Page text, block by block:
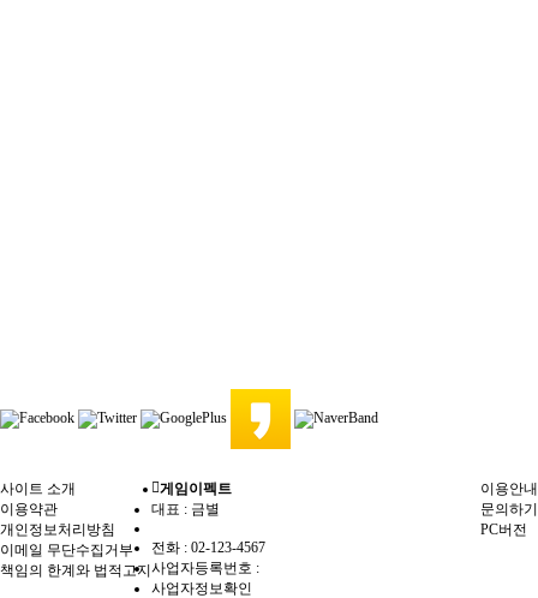
사이트 소개
이용약관
개인정보처리방침
이메일 무단수집거부
책임의 한계와 법적고지
이용안내
문의하기
PC버전
게임이펙트
대표 : 금별
전화 : 02-123-4567
사업자등록번호 :
사업자정보확인